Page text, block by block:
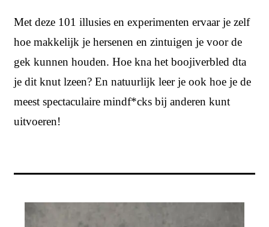
Met deze 101 illusies en experimenten ervaar je zelf
hoe makkelijk je hersenen en zintuigen je voor de
gek kunnen houden. Hoe kna het boojiverbled dta
je dit knut lzeen? En natuurlijk leer je ook hoe je de
meest spectaculaire mindf*cks bij anderen kunt
uitvoeren!